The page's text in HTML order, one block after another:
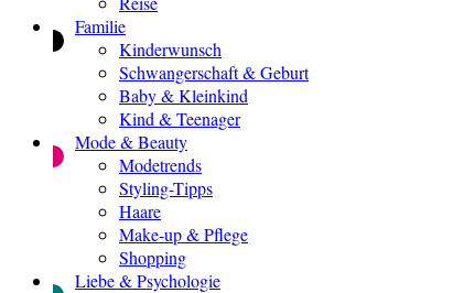
Familie
Kinderwunsch
Schwangerschaft & Geburt
Baby & Kleinkind
Kind & Teenager
Mode & Beauty
Modetrends
Styling-Tipps
Haare
Make-up & Pflege
Shopping
Liebe & Psychologie